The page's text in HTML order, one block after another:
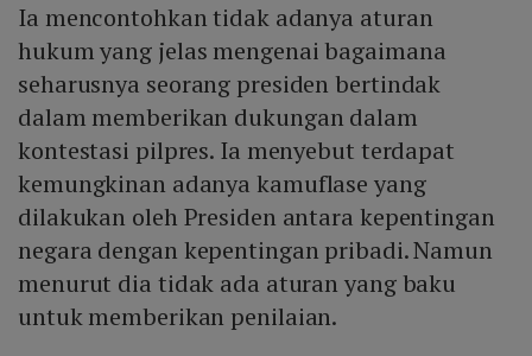
Ia mencontohkan tidak adanya aturan
hukum yang jelas mengenai bagaimana
seharusnya seorang presiden bertindak
dalam memberikan dukungan dalam
kontestasi pilpres. Ia menyebut terdapat
kemungkinan adanya kamuflase yang
dilakukan oleh Presiden antara kepentingan
negara dengan kepentingan pribadi. Namun
menurut dia tidak ada aturan yang baku
untuk memberikan penilaian.